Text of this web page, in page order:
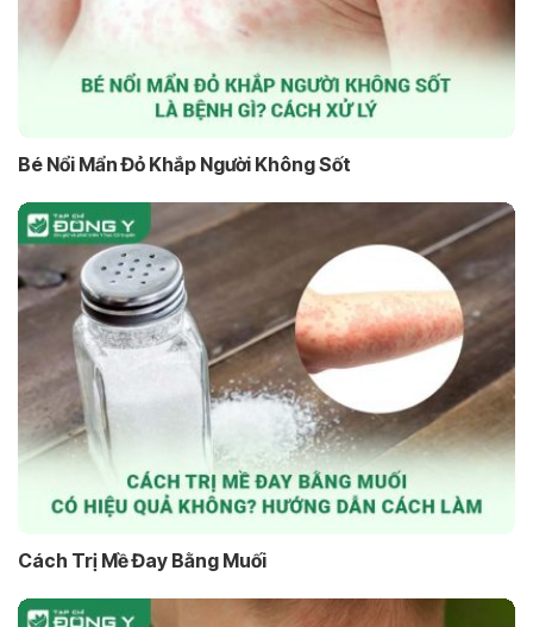
Bé Nổi Mẩn Đỏ Khắp Người Không Sốt
Cách Trị Mề Đay Bằng Muối